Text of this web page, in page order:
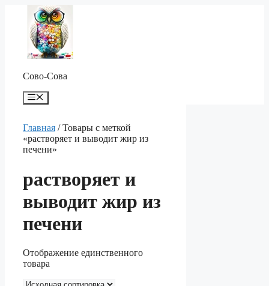
Перейти
содержимому
Сово-Сова
Меню
Главная / Товары с меткой
«растворяет и выводит жир из
печени»
растворяет и
выводит жир из
печени
Отображение единственного
товара